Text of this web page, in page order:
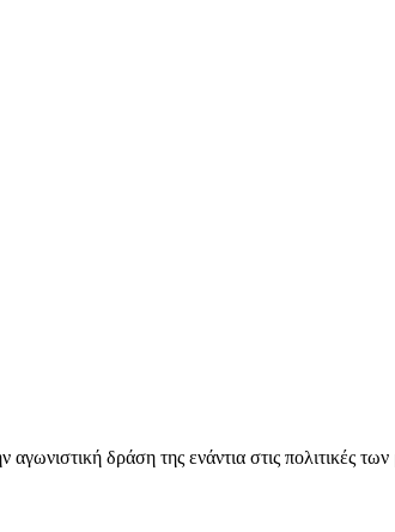
δράση της ενάντια στις πολιτικές